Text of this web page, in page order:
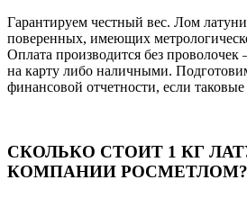
Гарантируем честный вес. Лом
поверенных, имеющих
Оплата производится без проволочек
на карту либо наличными.
финансовой отчетности, если
СКОЛЬКО СТОИТ 1 КГ
КОМПАНИИ РОСМЕТЛОМ?